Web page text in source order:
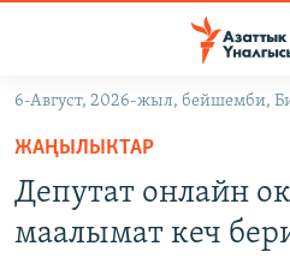
Навигацияга
өтүңүз
Издөөгө
салыңызКЫРГЫЗСТАН
ДҮЙНӨ
6-Август, 2026-жыл, бейшемби,
ЖАҢЫЛЫКТАР
Депутат онлайн
маалымат кеч